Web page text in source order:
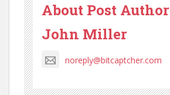
About Post Author
John Miller
noreply@bitcaptcher.com